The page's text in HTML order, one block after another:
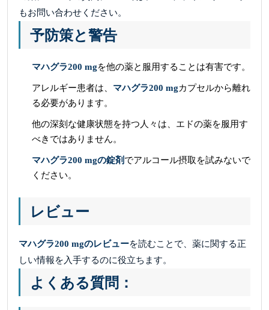
もお問い合わせください。
予防策と警告
マハグラ200 mgを他の薬と服用することは有害です。
アレルギー患者は、 マハグラ200 mgカプセルから離れ
る必要があります。
他の深刻な健康状態を持つ人々は、エドの薬を服用す
べきではありません。
マハグラ200 mgの錠剤 でアルコール摂取を試みないで
ください。
レビュー
マハグラ200 mgのレビューを読むことで、薬に関する正
しい情報を入手するのに役立ちます。
よくある質問：